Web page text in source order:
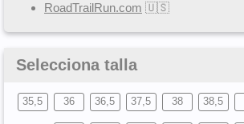
RoadTrailRun.com 🇺🇸
Selecciona talla
35,5 36 36,5 37,5 38 38,5